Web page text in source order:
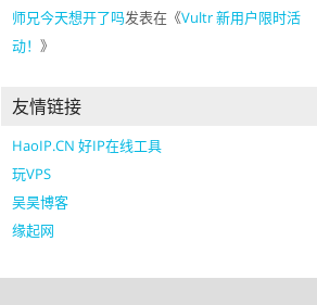
师兄今天想开了吗发表在《Vultr 新用户限时活
动！ 》
友情链接
HaoIP.CN 好IP在线工具
玩VPS
吴昊博客
缘起网